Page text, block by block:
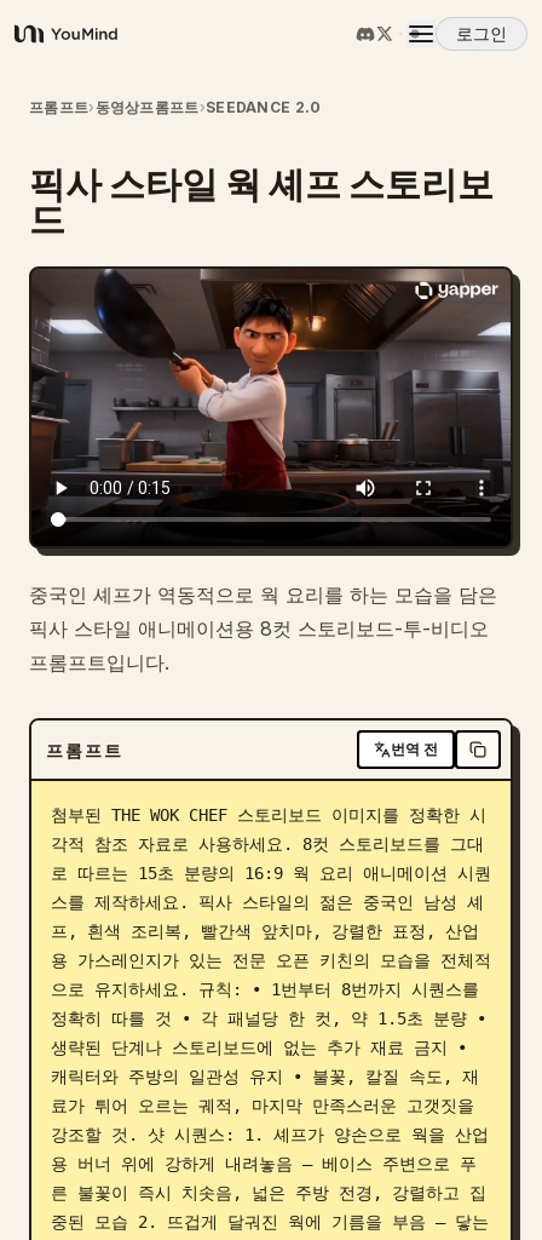
YouMind
로그인
개요
사용 사례
스킬
프롬프트
가격
다운로드
업데이트
프롬프트› 동영상프롬프트›SEEDANCE 2.0
픽사 스타일 웍 셰프 스토리보
드
중국인 셰프가 역동적으로 웍 요리를 하는 모습을 담은
픽사 스타일 애니메이션용 8컷 스토리보드-투-비디오
프롬프트입니다.
프롬프트 번역 전
첨부된 THE WOK CHEF 스토리보드 이미지를 정확한 시
각적 참조 자료로 사용하세요. 8컷 스토리보드를 그대
로 따르는 15초 분량의 16:9 웍 요리 애니메이션 시퀀
스를 제작하세요. 픽사 스타일의 젊은 중국인 남성 셰
프, 흰색 조리복, 빨간색 앞치마, 강렬한 표정, 산업
용 가스레인지가 있는 전문 오픈 키친의 모습을 전체적
으로 유지하세요. 규칙: • 1번부터 8번까지 시퀀스를
정확히 따를 것 • 각 패널당 한 컷, 약 1.5초 분량 •
생략된 단계나 스토리보드에 없는 추가 재료 금지 •
캐릭터와 주방의 일관성 유지 • 불꽃, 칼질 속도, 재
료가 튀어 오르는 궤적, 마지막 만족스러운 고갯짓을
강조할 것. 샷 시퀀스: 1. 셰프가 양손으로 웍을 산업
용 버너 위에 강하게 내려놓음 — 베이스 주변으로 푸
른 불꽃이 즉시 치솟음, 넓은 주방 전경, 강렬하고 집
중된 모습 2. 뜨겁게 달궈진 웍에 기름을 부음 — 닿는